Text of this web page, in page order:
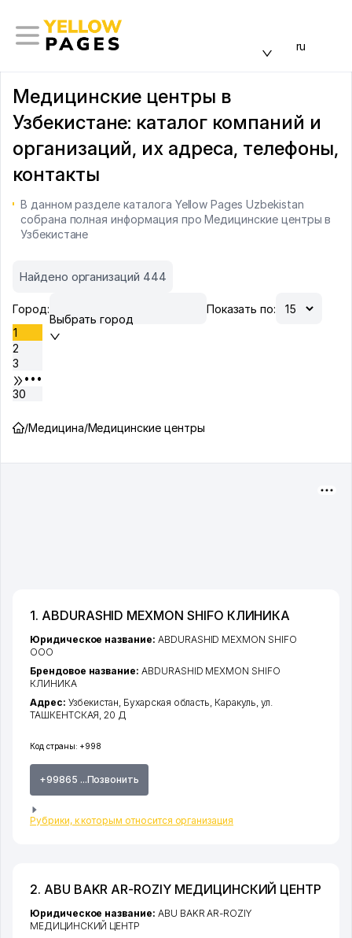
ru
Медицинские центры в
Узбекистане: каталог компаний и
организаций, их адреса, телефоны,
контакты
В данном разделе каталога Yellow Pages Uzbekistan
собрана полная информация про Медицинские центры в
Узбекистане
Найдено организаций 444
Город:
Выбрать город
Показать по:
1
2
3
•••
30
/Медицина/Медицинские центры
1. ABDURASHID MEXMON SHIFO КЛИНИКА
Код страны: +998
+99865 ...Позвонить
Рубрики, к которым относится организация
Юридическое название: ABDURASHID MEXMON SHIFO
ООО
Брендовое название: ABDURASHID MEXMON SHIFO
КЛИНИКА
Адрес: Узбекистан, Бухарская область Каракуль ул.
ТАШКЕНТСКАЯ , 20 Д
2. ABU BAKR AR-ROZIY МЕДИЦИНСКИЙ ЦЕНТР
Юридическое название: ABU BAKR AR-ROZIY
МЕДИЦИНСКИЙ ЦЕНТР